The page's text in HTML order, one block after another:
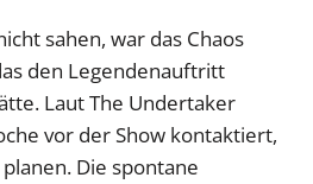
sahen, war das Chaos
den Legendenauftritt
Laut The Undertaker
vor der Show kontaktiert,
Die spontane